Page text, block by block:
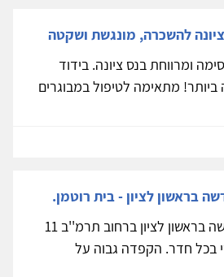
להשכרה, מונגשת ושקטה
ומרווחת בנס ציונה. בידוד
מתאימה לטיפול במבוגרים
בראשון לציון - בית רוטמן.
להשכרה קליניקה חדשה בראשון לציון ברחוב תרמ''ב 11
בכל חדר. הקפדה גבוה על